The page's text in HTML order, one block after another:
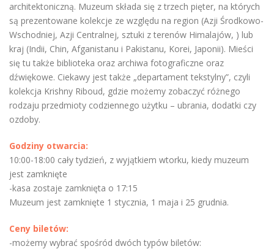
architektoniczną. Muzeum składa się z trzech pięter, na których
są prezentowane kolekcje ze względu na region (Azji Środkowo-
Wschodniej, Azji Centralnej, sztuki z terenów Himalajów, ) lub
kraj (Indii, Chin, Afganistanu i Pakistanu, Korei, Japonii). Mieści
się tu także biblioteka oraz archiwa fotograficzne oraz
dźwiękowe. Ciekawy jest także „departament tekstylny”, czyli
kolekcja Krishny Riboud, gdzie możemy zobaczyć różnego
rodzaju przedmioty codziennego użytku – ubrania, dodatki czy
ozdoby.
Godziny otwarcia:
10:00-18:00 cały tydzień, z wyjątkiem wtorku, kiedy muzeum
jest zamknięte
-kasa zostaje zamknięta o 17:15
Muzeum jest zamknięte 1 stycznia, 1 maja i 25 grudnia.
Ceny biletów:
-możemy wybrać spośród dwóch typów biletów: